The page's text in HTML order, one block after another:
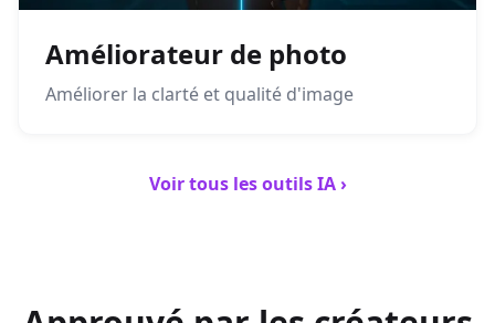
Améliorateur de photo
Améliorer la clarté et qualité d'image
Voir tous les outils IA ›